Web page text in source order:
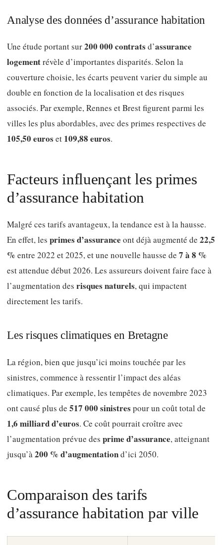
Analyse des données d’assurance habitation
Une étude portant sur200 000 contrats d’assurance
logementrévèle d’importantes disparités. Selon la
couverture choisie, les écarts peuvent varier du simple au
double en fonction de la localisation et des risques
associés. Par exemple, Rennes et Brest figurent parmi les
villes les plus abordables, avec des primes respectives de
105,50 euros et 109,88 euros.
Facteurs influençant les primes
d’assurance habitation
Malgré ces tarifs avantageux, la tendance est à la hausse.
En effet, les primes d’assurance ont déjà augmenté de 22,5
% entre 2022 et 2025, et une nouvelle hausse de 7 à 8 %
est attendue début 2026. Les assureurs doivent faire face à
l’augmentation des risques naturels, qui impactent
directement les tarifs.
Les risques climatiques en Bretagne
La région, bien que jusqu’ici moins touchée par les
sinistres, commence à ressentir l’impact des aléas
climatiques. Par exemple, les tempêtes de novembre 2023
ont causé plus de 517 000 sinistres pour un coût total de
1,6 milliard d’euros. Ce coût pourrait croître avec
l’augmentation prévue des prime d’assurance, atteignant
jusqu’à200 % d’augmentationd’ici 2050.
Comparaison des tarifs
d’assurance habitation par ville